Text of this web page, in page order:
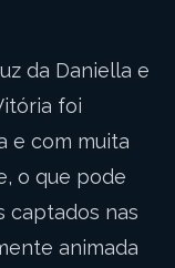
da Daniella e
foi
e com muita
o que pode
captados nas
animada